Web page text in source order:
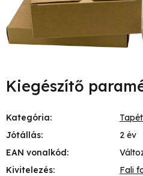
Kiegészítő
Kategória:
Jótállás:
2 év
EAN vonalkód:
Kivitelezés:
Fali